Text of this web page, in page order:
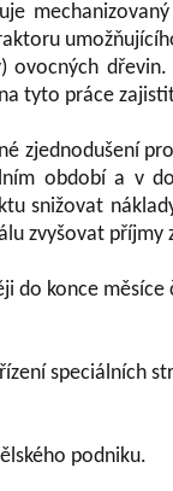
tyto práce
zjednodušení
období a v
snižovat
zvyšovat příjmy
do konce měsíce
speciálních
podniku.